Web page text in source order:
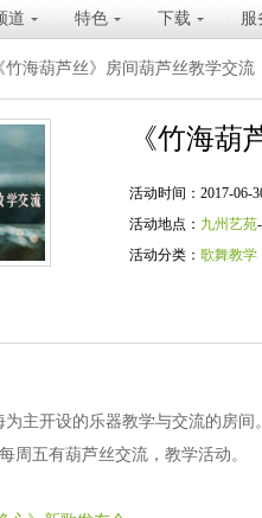
道 特色 下载 服
竹海葫芦丝》房间葫芦丝教学交流
《竹海
活动时间：2017-06-
活动地点： 九州艺苑
活动分类： 歌舞教学
主开设的乐器教学与交流的房
周五有葫芦丝交流，教学活动。